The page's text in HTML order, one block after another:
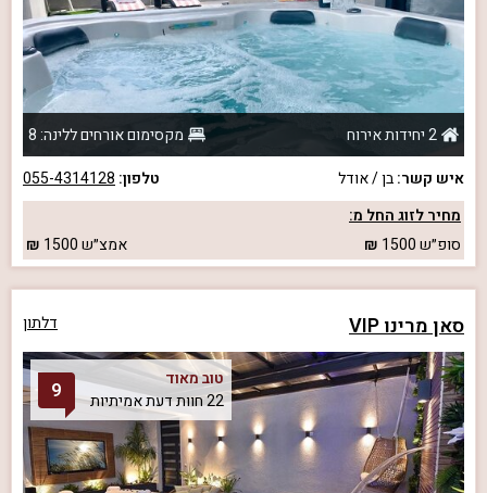
2 יחידות אירוח
מקסימום אורחים ללינה: 8
איש קשר:בן / אודל טלפון: 055-4314128
מחיר לזוג החל מ:
סופ״ש1500 אמצ״ש1500
סאן מרינו VIP דלתון
טוב מאוד
22 חוות דעת אמיתיות
9